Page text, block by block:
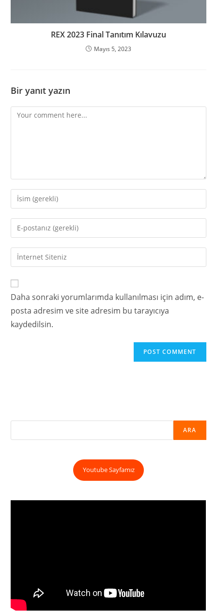
REX 2023 Final Tanıtım Kılavuzu
Mayıs 5, 2023
Bir yanıt yazın
Daha sonraki yorumlarımda kullanılması için adım, e-
posta adresim ve site adresim bu tarayıcıya
kaydedilsin.
ARA
Youtube Sayfamız